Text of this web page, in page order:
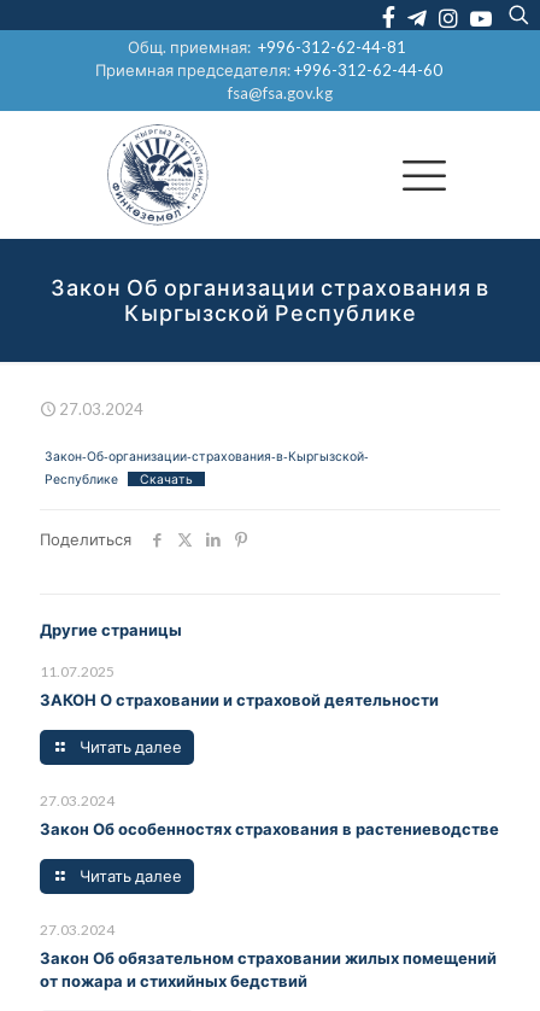
Общ. приемная:+996-312-62-44-81
Приемная председателя:+996-312-62-44-60
fsa@fsa.gov.kg
Закон Об организации страхования в
Кыргызской Республике
27.03.2024
Закон-Об-организации-страхования-в-Кыргызской-
Республике
Скачать
Поделиться
Другие страницы
11.07.2025
ЗАКОН О страховании и страховой деятельности
Читать далее
27.03.2024
Закон Об особенностях страхования в растениеводстве
Читать далее
27.03.2024
Закон Об обязательном страховании жилых помещений
от пожара и стихийных бедствий